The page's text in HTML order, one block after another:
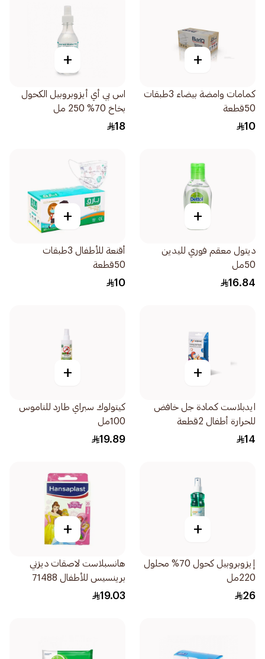
+
كمامات وامضة بيضاء 3طبقات
50قطعة
10
+
اس بي أي أيزوبروبيل الكحول
بخاخ 70% 250 مل
18
+
ديتول معقم فوري لليدين
50مل
16.84
+
أقنعة للأطفال 3طبقات
50قطعة
10
+
ايدبلاست كمادة جل خافض
للحرارة أطفال 2قطعة
14
+
كيتولوك سبراي طارد للناموس
100مل
19.89
+
إيزوبروبيل كحول 70% محلول
220مل
26
+
هانسبلاست لاصقات ديزني
برينسيس للأطفال 71488
20قطعة
19.03